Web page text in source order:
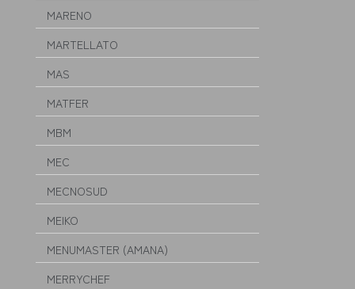
MARENO
MARTELLATO
MAS
MATFER
MBM
MEC
MECNOSUD
MEIKO
MENUMASTER (AMANA)
MERRYCHEF